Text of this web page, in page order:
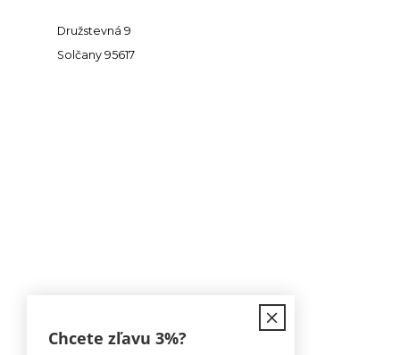
Družstevná 9
Solčany 95617
Chcete zľavu 3%?